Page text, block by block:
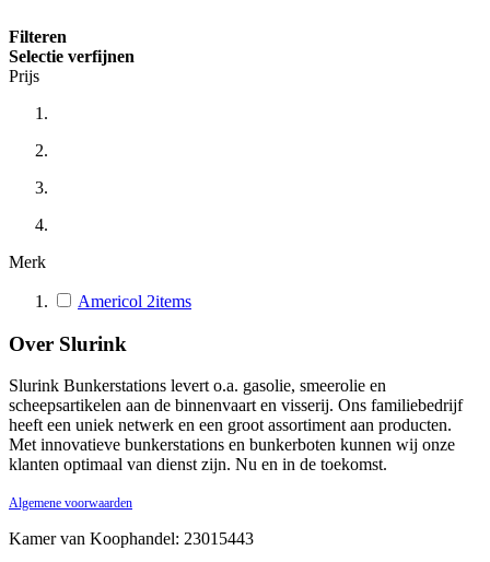
Filteren
Selectie verfijnen
Prijs
Merk
Americol 2items
Over Slurink
Slurink Bunkerstations levert o.a. gasolie, smeerolie en
scheepsartikelen aan de binnenvaart en visserij. Ons familiebedrijf
heeft een uniek netwerk en een groot assortiment aan producten.
Met innovatieve bunkerstations en bunkerboten kunnen wij onze
klanten optimaal van dienst zijn. Nu en in de toekomst.
Algemene voorwaarden
Kamer van Koophandel: 23015443